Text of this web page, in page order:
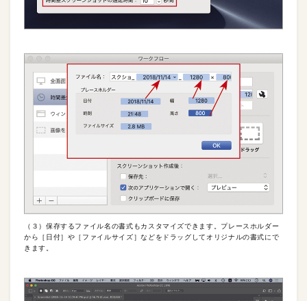
（３）保存するファイル名の書式もカスタマイズできます。プレースホルダー
から［日付］や［ファイルサイズ］などをドラッグしてオリジナルの書式にで
きます。